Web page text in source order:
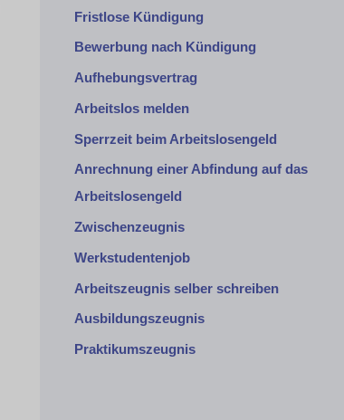
Fristlose Kündigung
Bewerbung nach Kündigung
Aufhebungsvertrag
Arbeitslos melden
Sperrzeit beim Arbeitslosengeld
Anrechnung einer Abfindung auf das
Arbeitslosengeld
Zwischenzeugnis
Werkstudentenjob
Arbeitszeugnis selber schreiben
Ausbildungszeugnis
Praktikumszeugnis